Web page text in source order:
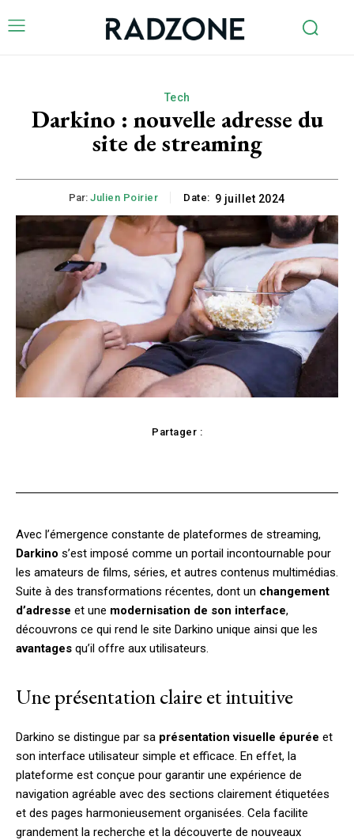
Tech
Darkino : nouvelle adresse du
site de streaming
Par: Julien Poirier Date: 9 juillet 2024
Partager :
Avec l’émergence constante de plateformes de streaming,
Darkino s’est imposé comme un portail incontournable pour
les amateurs de films, séries, et autres contenus multimédias.
Suite à des transformations récentes, dont un changement
d’adresse et une modernisation de son interface,
découvrons ce qui rend le site Darkino unique ainsi que les
avantages qu’il offre aux utilisateurs.
Une présentation claire et intuitive
Darkino se distingue par sa présentation visuelle épurée et
son interface utilisateur simple et efficace. En effet, la
plateforme est conçue pour garantir une expérience de
navigation agréable avec des sections clairement étiquetées
et des pages harmonieusement organisées. Cela facilite
grandement la recherche et la découverte de nouveaux